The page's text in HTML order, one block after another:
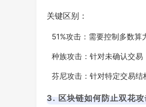
关键区别：
51%攻击：需要控制多数算
种族攻击：针对未确认交易
芬尼攻击：针对特定交易结
3. 区块链如何防止双花攻